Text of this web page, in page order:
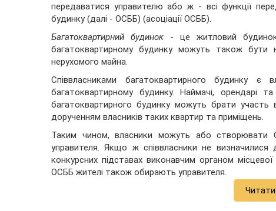
передаватися управителю або ж - всі функції
будинку (далі - ОСББ) (асоціації ОСББ).
Багатоквартирний будинок- це житловий
багатоквартирному будинку можуть також бути
нерухомого майна.
Співвласниками багатоквартирного будинку
багатоквартирному будинку. Наймачі, орендарі
багатоквартирного будинку можуть брати участь
дорученням власників таких квартир та приміщень.
Таким чином, власники можуть або
управителя. Якщо ж співвласники не
конкурсних підставах виконавчим органом
ОСББ жителі також обирають управителя.